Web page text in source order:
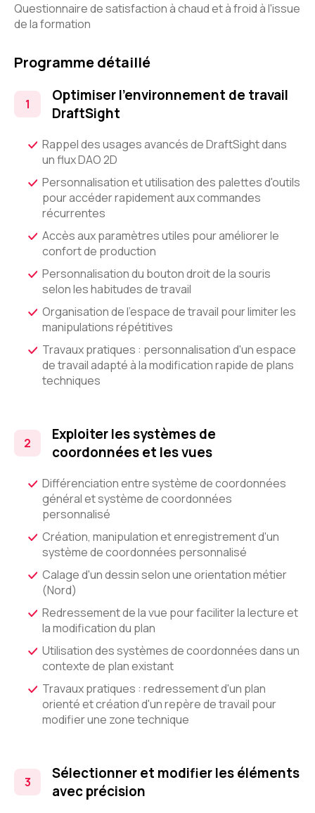
Questionnaire de satisfaction à chaud et à froid à l'issue
de la formation
Programme détaillé
Optimiser l'environnement de travail
DraftSight
Rappel des usages avancés de DraftSight dans
un flux DAO 2D
Personnalisation et utilisation des palettes d'outils
pour accéder rapidement aux commandes
récurrentes
Accès aux paramètres utiles pour améliorer le
confort de production
Personnalisation du bouton droit de la souris
selon les habitudes de travail
Organisation de l'espace de travail pour limiter les
manipulations répétitives
Travaux pratiques : personnalisation d'un espace
de travail adapté à la modification rapide de plans
techniques
Exploiter les systèmes de
coordonnées et les vues
Différenciation entre système de coordonnées
général et système de coordonnées
personnalisé
Création, manipulation et enregistrement d'un
système de coordonnées personnalisé
Calage d'un dessin selon une orientation métier
(Nord)
Redressement de la vue pour faciliter la lecture et
la modification du plan
Utilisation des systèmes de coordonnées dans un
contexte de plan existant
Travaux pratiques : redressement d'un plan
orienté et création d'un repère de travail pour
modifier une zone technique
Sélectionner et modifier les éléments
avec précision